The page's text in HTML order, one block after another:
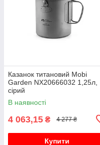
Казанок титановий Mobi
Garden NX20666032 1,25л,
сірий
В наявності
4 063,15 ₴ 4 277 ₴
Купити